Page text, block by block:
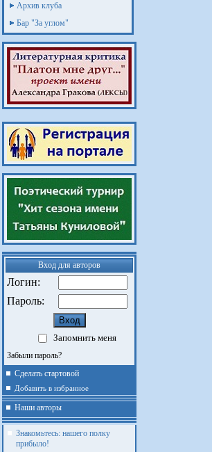
Архив клуба
Бар "За углом"
Вход для авторов
Логин:
Пароль:
Запомнить меня
Забыли пароль?
Сделать стартовой
Добавить в избранное
Наши авторы
Знакомьтесь: нашего полку
прибыло!